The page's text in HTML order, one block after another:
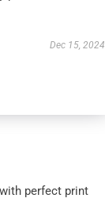
Dec 15, 2024
perfect print